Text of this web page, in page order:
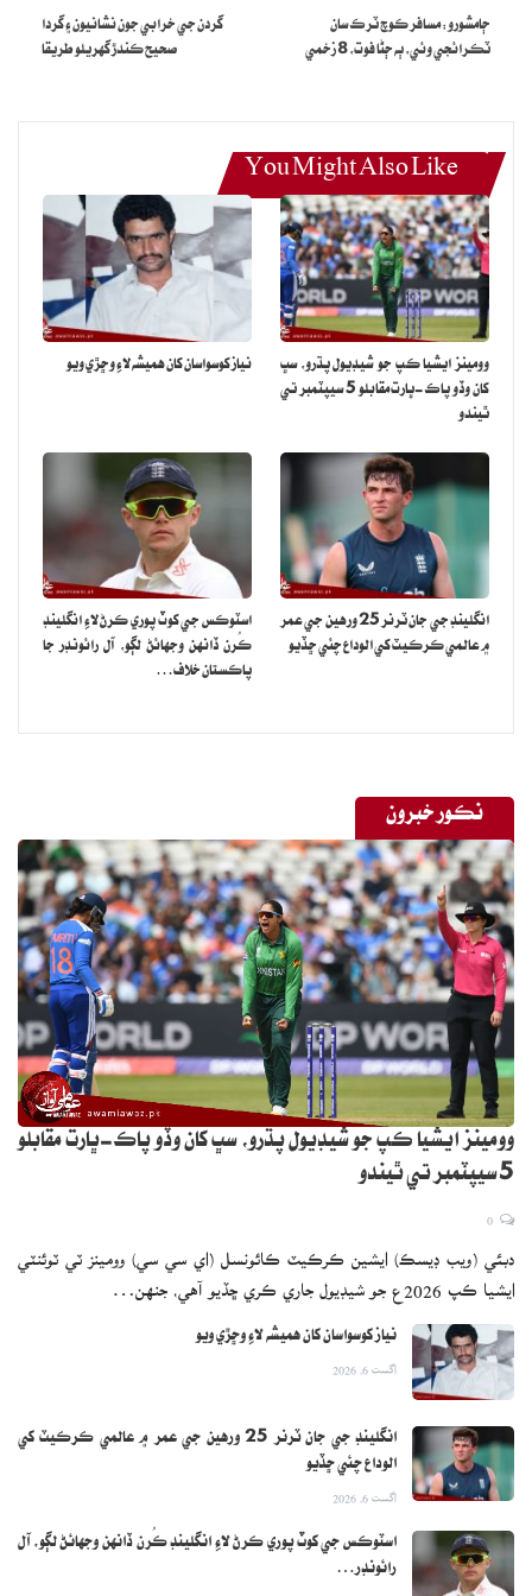
ڄامشورو: مسافر ڪوچ ٽرڪ سان
ٽڪرائجي وئي، ٻه ڄڻا فوت، 8 زخمي
گردن جي خرابي جون نشانيون ۽ گردا
صحيح ڪندڙ گهريلو طريقا
You Might Also Like
وومينز ايشيا ڪپ جو شيڊيول پڌرو، سڀ
کان وڏو پاڪ-ڀارت مقابلو 5 سيپٽمبر تي
ٿيندو
نياز کوسواسان کان هميشه لاءِ وڇڙي ويو
انگلينڊ جي جان ٽرنر 25 ورهين جي عمر
۾ عالمي ڪرڪيٽ کي الوداع چئي ڇڏيو
اسٽوڪس جي کوٽ پوري ڪرڻ لاءِ انگلينڊ
ڪُرن ڏانهن وجهائڻ لڳو، آل رائونڊر جا
پاڪستان خلاف…
نڪور خبرون
وومينز ايشيا ڪپ جو شيڊيول پڌرو، سڀ کان وڏو پاڪ-ڀارت مقابلو
5 سيپٽمبر تي ٿيندو
دبئي (ويب ڊيسڪ) ايشين ڪرڪيٽ ڪائونسل (اي سي سي) وومينز ٽي ٽوئنٽي
ايشيا ڪپ 2026ع جو شيڊيول جاري ڪري ڇڏيو آهي، جنهن…
نياز کوسواسان کان هميشه لاءِ وڇڙي ويو
اگست 6, 2026
انگلينڊ جي جان ٽرنر 25 ورهين جي عمر ۾ عالمي ڪرڪيٽ کي
الوداع چئي ڇڏيو
اگست 6, 2026
اسٽوڪس جي کوٽ پوري ڪرڻ لاءِ انگلينڊ ڪُرن ڏانهن وجهائڻ لڳو، آل
رائونڊر…